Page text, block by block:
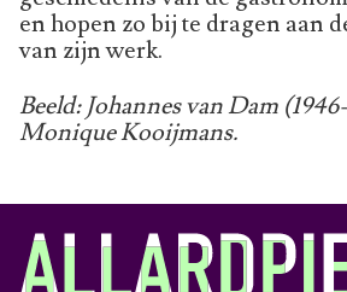
en hopen zo bij te dragen aan
van zijn werk.
Beeld: Johannes van Dam
Monique Kooijmans.